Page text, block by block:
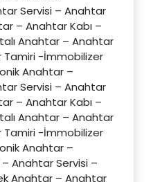
Servisi – Anahtar
– Anahtar Kabı –
Anahtar – Anahtar
-İmmobilizer
Anahtar –
Servisi – Anahtar
– Anahtar Kabı –
Anahtar – Anahtar
-İmmobilizer
Anahtar –
– Anahtar Servisi –
Anahtar – Anahtar